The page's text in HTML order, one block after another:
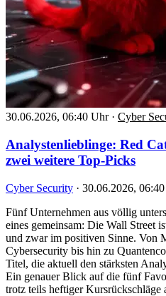
30.06.2026, 06:40 Uhr · Cyber
Analystenlieblinge: Red
zwei weitere Top-Picks
Cyber Security · 30.06.2026,
Fünf Unternehmen aus völlig
eines gemeinsam: Die Wall Street
und zwar im positiven Sinne. Von
Cybersecurity bis hin zu
Titel, die aktuell den stärksten
Ein genauer Blick auf die fünf
trotz teils heftiger